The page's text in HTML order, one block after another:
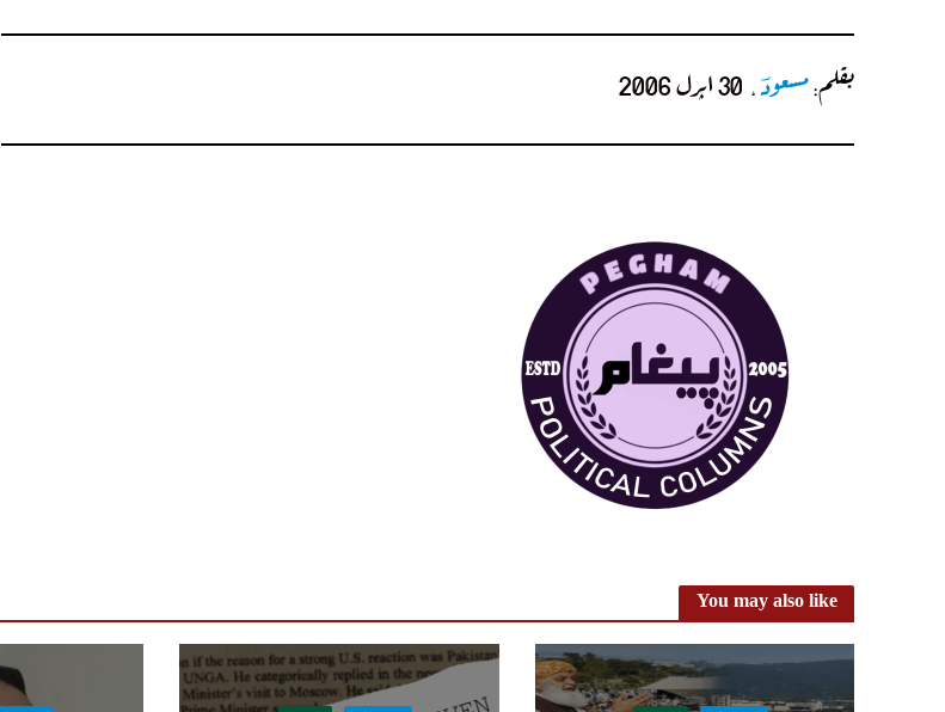
بقلم:مسعودؔ، 30 اپرل 2006
You may also like